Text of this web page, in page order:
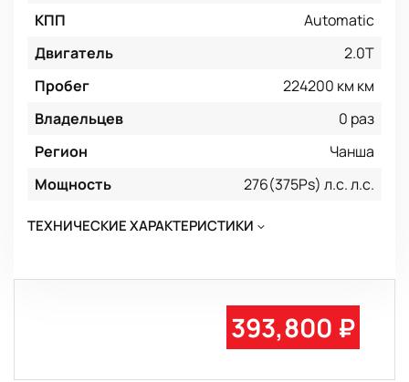
КПП
Automatic
Двигатель
2.0T
Пробег
224200 км км
Владельцев
0 раз
Регион
Чанша
Мощность
276(375Ps) л.с. л.с.
ТЕХНИЧЕСКИЕ ХАРАКТЕРИСТИКИ
393,800 ₽